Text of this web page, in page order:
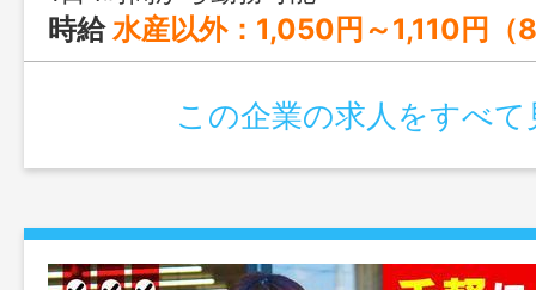
時給水産以外：1,050円～1,110円（8:00～18:00） 1,070円～1,130円（その他の時間帯） 時給 水産のみ：1,090円～1,150円（8:00～18:00） 1,110円～1,170円（その他の時間帯） 時給 夜間店長：1,050円 ※パート（週の所定労働日数5日、希望公休3日以内）の
この企業の求人をすべて